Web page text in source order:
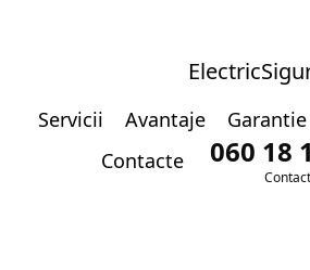
Servicii Avantaje Garantie
Contacte
060 18